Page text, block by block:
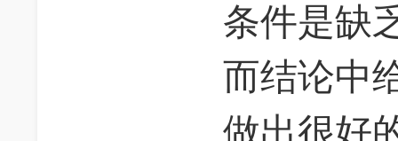
条件是缺
而结论中
做出很好